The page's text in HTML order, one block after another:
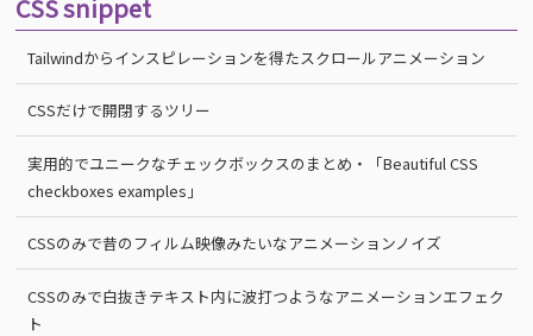
CSS snippet
Tailwindからインスピレーションを得たスクロールアニメーション
CSSだけで開閉するツリー
実用的でユニークなチェックボックスのまとめ・「Beautiful CSS
checkboxes examples」
CSSのみで昔のフィルム映像みたいなアニメーションノイズ
CSSのみで白抜きテキスト内に波打つようなアニメーションエフェク
ト